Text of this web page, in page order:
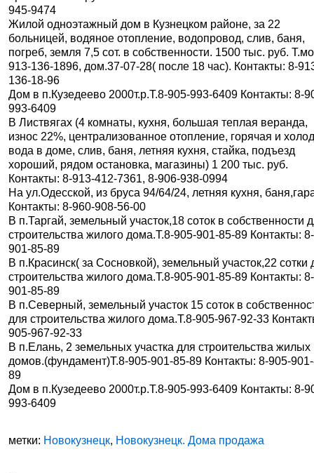
945-9474
Жилой одноэтажный дом в Кузнецком районе, за 22
больницей, водяное отопление, водопровод, слив, баня,
погреб, земля 7,5 сот. в собственности. 1500 тыс. руб.
913-136-1896, дом.37-07-28( после 18 час). Контакты: 8-
136-18-96
Дом в п.Кузедеево 2000т.р.Т.8-905-993-6409 Контакты: 8-
993-6409
В Листвягах (4 комнаты, кухня, большая теплая веранда,
износ 22%, централизованное отопление, горячая и
вода в доме, слив, баня, летняя кухня, стайка, подъезд
хороший, рядом остановка, магазины) 1 200 тыс. руб.
Контакты: 8-913-412-7361, 8-906-938-0994
На ул.Одесской, из бруса 94/64/24, летняя кухня,
Контакты: 8-960-908-56-00
В п.Таргай, земельный участок,18 соток в собственности
строительства жилого дома.Т.8-905-901-85-89 Контакты:
901-85-89
В п.Красинск( за Сосновкой), земельный участок,22 сотки
строительства жилого дома.Т.8-905-901-85-89 Контакты:
901-85-89
В п.Северный, земельный участок 15 соток в
для строительства жилого дома.Т.8-905-967-92-33
905-967-92-33
В п.Елань, 2 земельных участка для строительства жилых
домов.(фундамент)Т.8-905-901-85-89 Контакты: 8-905-
89
Дом в п.Кузедеево 2000т.р.Т.8-905-993-6409 Контакты: 8-
993-6409
метки: Новокузнецк, Новокузнецк. Дома продажа